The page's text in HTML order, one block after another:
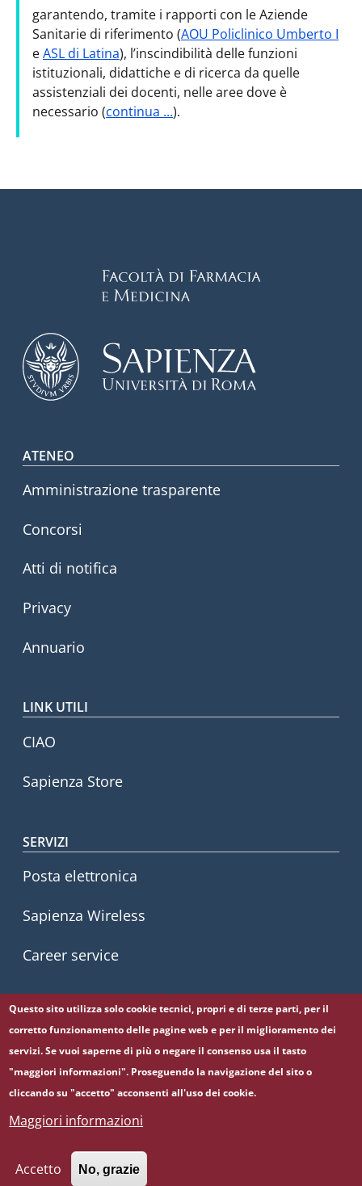
garantendo, tramite i rapporti con le Aziende
Sanitarie di riferimento (AOU Policlinico Umberto I
eASL di Latina), l’inscindibilità delle funzioni
istituzionali, didattiche e di ricerca da quelle
assistenziali dei docenti, nelle aree dove è
necessario (continua ...).
Footer menu
ATENEO
Amministrazione trasparente
Concorsi
Atti di notifica
Privacy
Annuario
LINK UTILI
CIAO
Sapienza Store
SERVIZI
Posta elettronica
Sapienza Wireless
Career service
Seguici su
Facebook
TwitterYouTube
© Sapienza Università di Roma - Piazzale Aldo Moro 5,
02133771002
Questo sito utilizza solo cookie tecnici, propri e di terze parti, per il
corretto funzionamento delle pagine web e per il miglioramento dei
servizi. Se vuoi saperne di più o negare il consenso usa il tasto
"maggiori informazioni". Proseguendo la navigazione del sito o
cliccando su "accetto" acconsenti all'uso dei cookie.
Maggiori informazioni
Accetto No, grazie